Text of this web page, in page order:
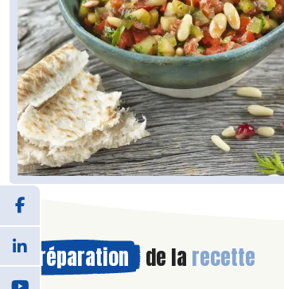
Préparation de la recette